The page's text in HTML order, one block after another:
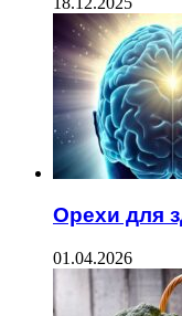
Орехи для
01.04.2026